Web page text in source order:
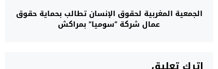
الجمعية المغربية لحقوق الإنسان تطالب بحماية حقوق
عمال شركة “سوميا” بمراكش